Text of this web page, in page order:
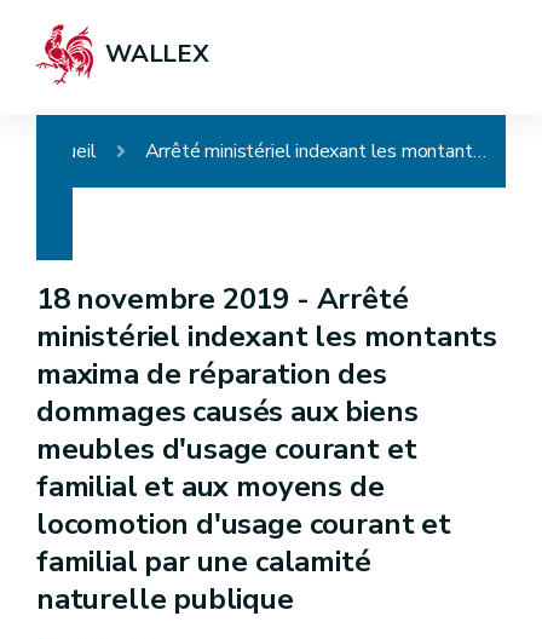
WALLEX
Accueil Arrêté ministériel indexant les montants maxima de réparation des dommages causés aux biens meubles d'usage courant et familial et aux moyens de locomotion d'usage courant et familial par une calamité naturelle publique
18 novembre 2019 - Arrêté
ministériel indexant les montants
maxima de réparation des
dommages causés aux biens
meubles d'usage courant et
familial et aux moyens de
locomotion d'usage courant et
familial par une calamité
naturelle publique